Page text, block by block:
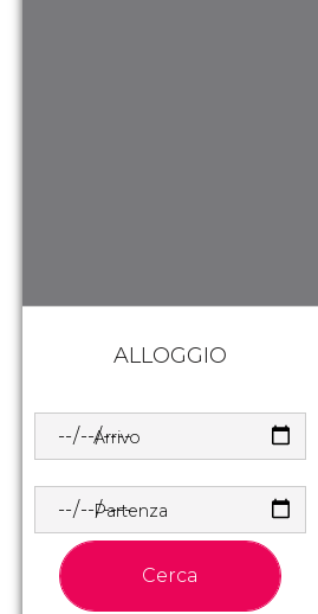
ALLOGGIO
Arrivo
Partenza
Cerca